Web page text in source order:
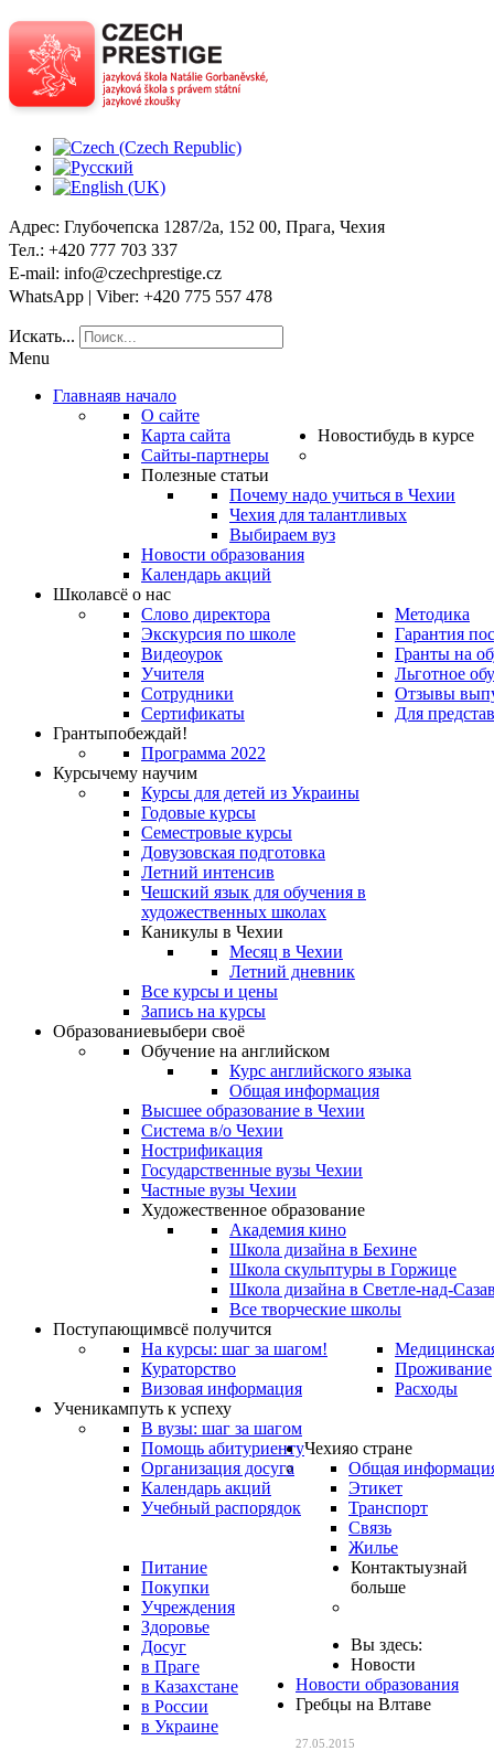
Адрес: Глубочепска 1287/2a, 152 00, Прага, Чехия
Тел.: +420 777 703 337
E-mail: info@czechprestige.cz
WhatsApp | Viber: +420 775 557 478
Искать...
Menu
Главнаяв начало
О сайте
Карта сайта
Сайты-партнеры
Новостибудь в курсе
Полезные статьи
Почему надо учиться в Чехии
Чехия для талантливых
Выбираем вуз
Новости образования
Календарь акций
Школавсё о нас
Слово директора
Экскурсия по школе
Видеоурок
Учителя
Сотрудники
Сертификаты
Методика
Гарантия
Гранты на
Льготное
Отзывы
Для
Грантыпобеждай!
Программа 2022
Курсычему научим
Курсы для детей из Украины
Годовые курсы
Семестровые курсы
Довузовская подготовка
Летний интенсив
Чешский язык для обучения в
художественных школах
Каникулы в Чехии
Месяц в Чехии
Летний дневник
Все курсы и цены
Запись на курсы
Образованиевыбери своё
Обучение на английском
Курс английского языка
Общая информация
Высшее образование в Чехии
Система в/о Чехии
Нострификация
Государственные вузы Чехии
Частные вузы Чехии
Художественное образование
Академия кино
Школа дизайна в Бехине
Школа скульптуры в Горжице
Школа дизайна в Светле-над-
Все творческие школы
Поступающимвсё получится
На курсы: шаг за шагом!
Кураторство
Визовая информация
Проживание
Расходы
Ученикампуть к успеху
В вузы: шаг за шагом
Помощь абитуриенту
Организация досуга
Календарь акций
Учебный распорядок
Чехияо стране
Общая
Этикет
Транспорт
Связь
Жилье
Питание
Покупки
Учреждения
Здоровье
Досуг
Контактыузнай
больше
в Праге
в Казахстане
в России
в Украине
Вы здесь:
Новости
Новости образования
Гребцы на Влтаве
27.05.2015